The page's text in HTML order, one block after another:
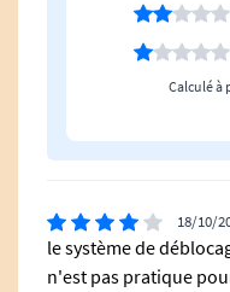
Calculé à
18/10/
le système de
n'est pas pratique